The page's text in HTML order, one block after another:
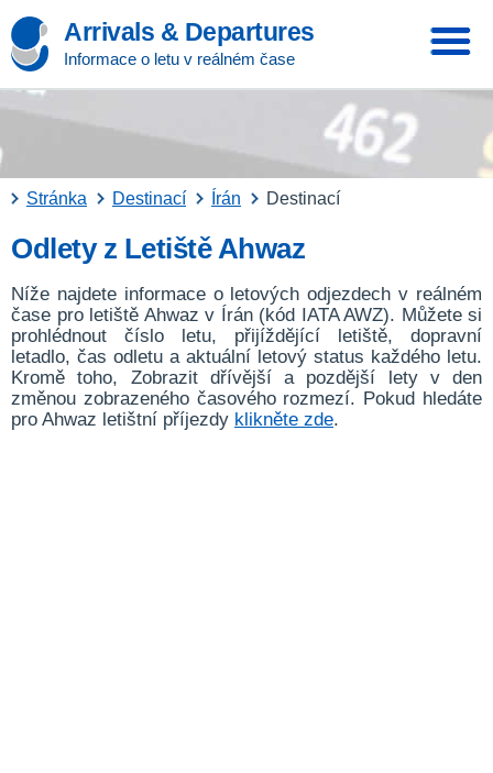
Arrivals & Departures
Informace o letu v reálném čase
Stránka Destinací Írán Destinací
Odlety z Letiště Ahwaz
Níže najdete informace o letových odjezdech v reálném
čase pro letiště Ahwaz v Írán (kód IATA AWZ). Můžete si
prohlédnout číslo letu, přijíždějící letiště, dopravní
letadlo, čas odletu a aktuální letový status každého letu.
Kromě toho, Zobrazit dřívější a pozdější lety v den
změnou zobrazeného časového rozmezí. Pokud hledáte
pro Ahwaz letištní příjezdy klikněte zde.